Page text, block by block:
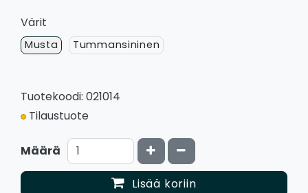
Värit
Musta Tummansininen
Tuotekoodi: 021014
Tilaustuote
Määrä Kasvata määrää
Vähennä määrää
Lisää koriin